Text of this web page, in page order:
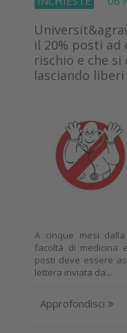
il 20% posti
rischio e che
lasciando
A cinque mesi
facoltà di medicina
posti deve essere
lettera inviata da...
Approfondisci